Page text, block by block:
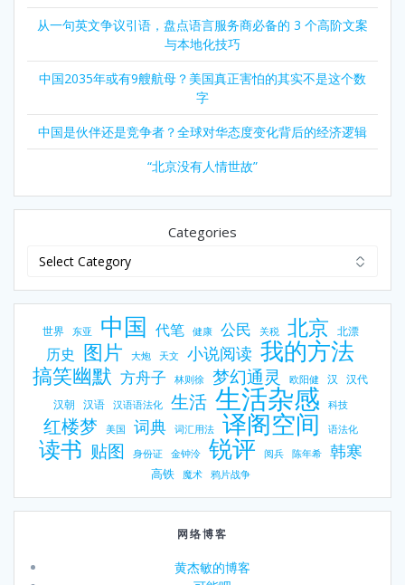
从一句英文争议引语，盘点语言服务商必备的 3 个高阶文案
与本地化技巧
中国2035年或有9艘航母？美国真正害怕的其实不是这个数
字
中国是伙伴还是竞争者？全球对华态度变化背后的经济逻辑
“北京没有人情世故”
Categories
世界 东亚 中国 代笔 健康 公民 关税 北京 北漂
历史 图片 大炮 天文 小说阅读 我的方法
搞笑幽默 方舟子 林则徐 梦幻通灵 欧阳健 汉 汉代
汉朝 汉语 汉语语法化 生活 生活杂感 科技
红楼梦 美国 词典 词汇用法 译阁空间 语法化
读书 贴图 身份证 金钟泠 锐评 阅兵 陈年希 韩寒
高铁 魔术 鸦片战争
网络博客
黄杰敏的博客